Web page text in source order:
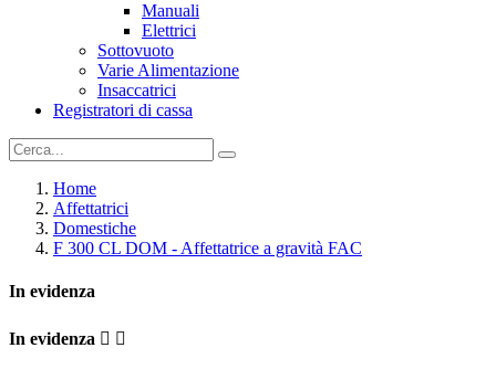
Manuali
Elettrici
Sottovuoto
Varie Alimentazione
Insaccatrici
Registratori di cassa
Home
Affettatrici
Domestiche
F 300 CL DOM - Affettatrice a gravità FAC
In evidenza
In evidenza  